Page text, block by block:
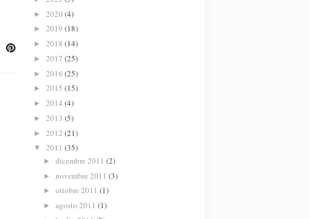
► 2020 (4)
► 2019 (18)
► 2018 (14)
► 2017 (25)
► 2016 (25)
► 2015 (15)
► 2014 (4)
► 2013 (5)
► 2012 (21)
▼ 2011 (35)
► dicembre 2011 (2)
► novembre 2011 (3)
► ottobre 2011 (1)
► agosto 2011 (1)